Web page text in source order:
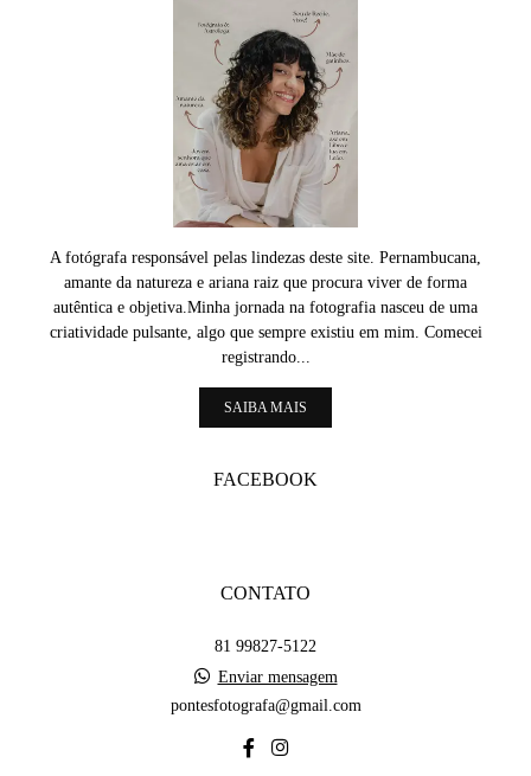
A fotógrafa responsável pelas lindezas deste site. Pernambucana,
amante da natureza e ariana raiz que procura viver de forma
autêntica e objetiva.Minha jornada na fotografia nasceu de uma
criatividade pulsante, algo que sempre existiu em mim. Comecei
registrando...
SAIBA MAIS
FACEBOOK
CONTATO
81 99827-5122
Enviar mensagem
pontesfotografa@gmail.com